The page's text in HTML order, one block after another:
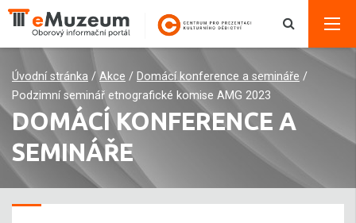
Úvodní stránka / Akce / Domácí konference a semináře /
Podzimní seminář etnografické komise AMG 2023
DOMÁCÍ KONFERENCE A
SEMINÁŘE